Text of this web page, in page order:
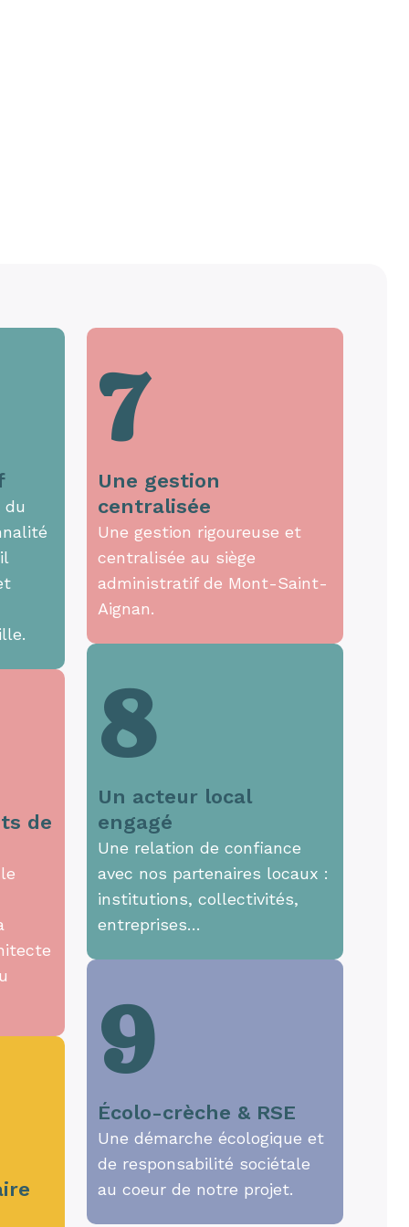
du
de
7
Une gestion
centralisée
Une gestion rigoureuse et
centralisée au siège
administratif de Mont-Saint-
Aignan.
8
Un acteur local
engagé
Une relation de confiance
avec nos partenaires locaux :
institutions, collectivités,
entreprises…
9
Écolo-crèche & RSE
Une démarche écologique et
de responsabilité sociétale
au coeur de notre projet.